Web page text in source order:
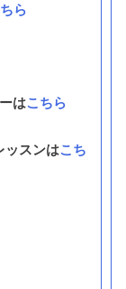
ら
はこちら
ッスンはこち